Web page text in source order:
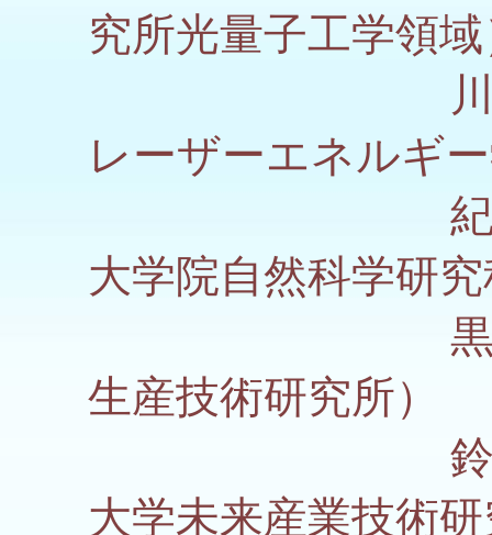
究所光量子工学領
川山 巌
レーザーエネルギ
紀和 利
大学院自然科学研
黒山 和
生産技術研究所）
鈴木 左
大学未来産業技術